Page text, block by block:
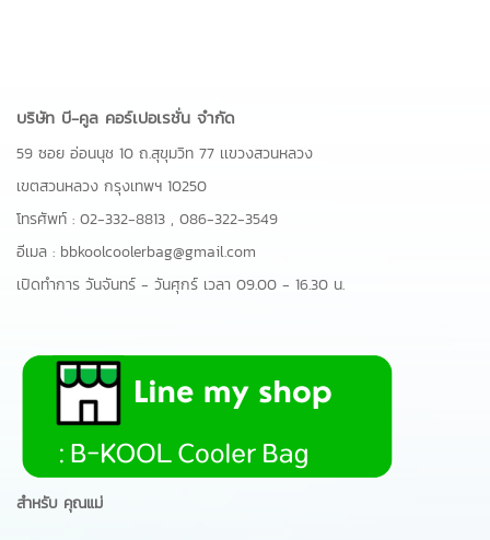
บริษัท บี-คูล คอร์เปอเรชั่น จำกัด
59 ซอย อ่อนนุช 10 ถ.สุขุมวิท 77 เเขวงสวนหลวง
เขตสวนหลวง กรุงเทพฯ 10250
โทรศัพท์ : 02-332-8813 , 086-322-3549
อีเมล : bbkoolcoolerbag@gmail.com
เปิดทำการ วันจันทร์ - วันศุกร์ เวลา 09.00 - 16.30 น.
สำหรับ คุณแม่